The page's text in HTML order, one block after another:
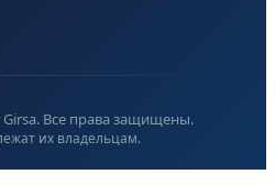
Girsa. Все права защищены.
их владельцам.